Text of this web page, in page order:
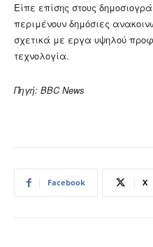
Είπε επίσης στους
περιμένουν δημόσιες
σχετικά με εργα υψηλού
τεχνολογία.
Πηγή: BBC News
Facebook X